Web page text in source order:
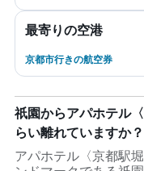
最寄りの空港
京都市行きの航空券
祇園からアパホテル
らい離れていますか？
アパホテル〈京都駅